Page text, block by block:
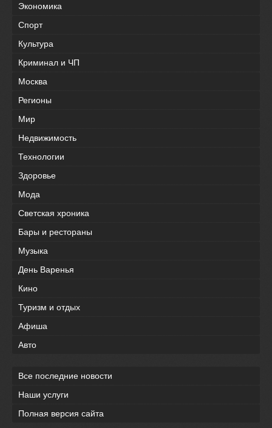
Экономика
Спорт
Культура
Криминал и ЧП
Москва
Регионы
Мир
Недвижимость
Технологии
Здоровье
Мода
Светская хроника
Бары и рестораны
Музыка
День Варенья
Кино
Туризм и отдых
Афиша
Авто
Все последние новости
Наши услуги
Полная версия сайта